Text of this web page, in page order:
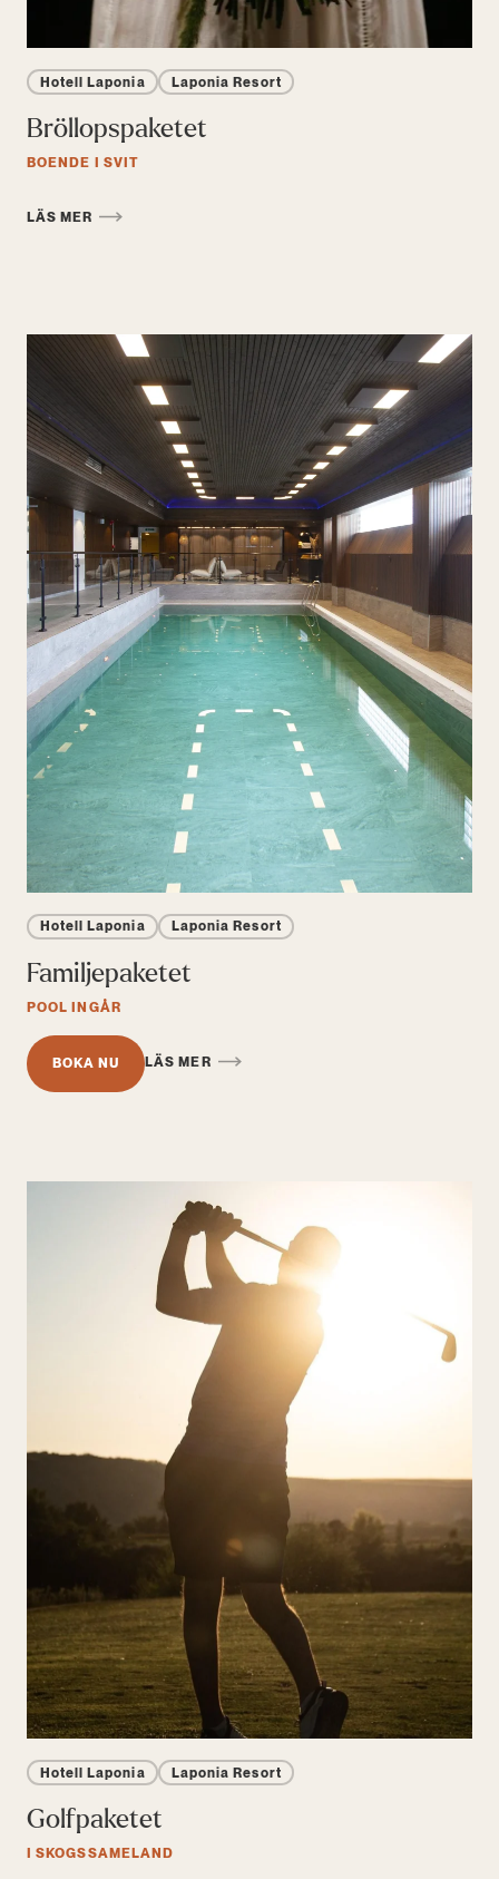
Hotell Laponia Laponia Resort
Bröllopspaketet
BOENDE I SVIT
LÄS MER
Hotell Laponia Laponia Resort
Familjepaketet
POOL INGÅR
BOKA NU LÄS MER
Hotell Laponia Laponia Resort
Golfpaketet
I SKOGSSAMELAND